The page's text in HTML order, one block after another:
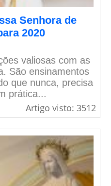
Senhora de
2020
valiosas com as
São ensinamentos
que nunca, precisa
prática...
Artigo visto: 3512